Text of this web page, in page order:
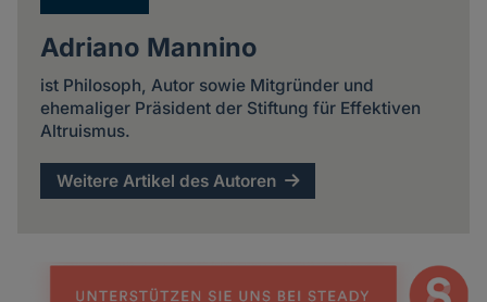
Adriano Mannino
ist Philosoph, Autor sowie Mitgründer und
ehemaliger Präsident der Stiftung für Effektiven
Altruismus.
Weitere Artikel des Autoren